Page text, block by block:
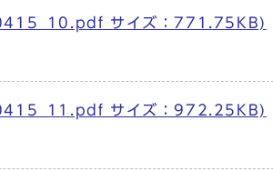
サイズ：771.75KB)
サイズ：972.25KB)